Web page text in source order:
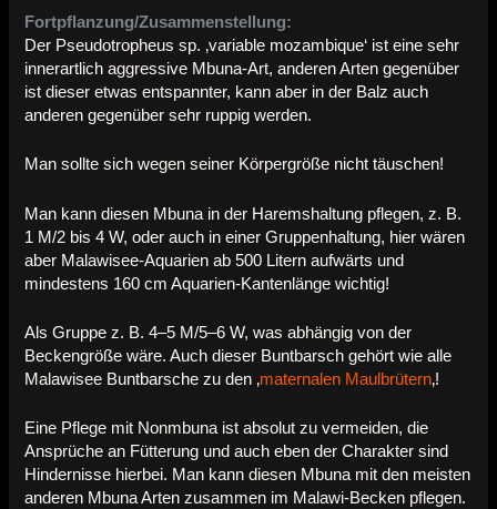
Fortpflanzung/Zusammenstellung:
Der Pseudotropheus sp. ‚variable mozambique‘ ist eine sehr
innerartlich aggressive Mbuna-Art, anderen Arten gegenüber
ist dieser etwas entspannter, kann aber in der Balz auch
anderen gegenüber sehr ruppig werden.
Man sollte sich wegen seiner Körpergröße nicht täuschen!
Man kann diesen Mbuna in der Haremshaltung pflegen, z. B.
1 M/2 bis 4 W, oder auch in einer Gruppenhaltung, hier wären
aber Malawisee-Aquarien ab 500 Litern aufwärts und
mindestens 160 cm Aquarien-Kantenlänge wichtig!
Als Gruppe z. B. 4–5 M/5–6 W, was abhängig von der
Beckengröße wäre. Auch dieser Buntbarsch gehört wie alle
Malawisee Buntbarsche zu den ‚maternalen Maulbrütern‚!
Eine Pflege mit Nonmbuna ist absolut zu vermeiden, die
Ansprüche an Fütterung und auch eben der Charakter sind
Hindernisse hierbei. Man kann diesen Mbuna mit den meisten
anderen Mbuna Arten zusammen im Malawi-Becken pflegen.